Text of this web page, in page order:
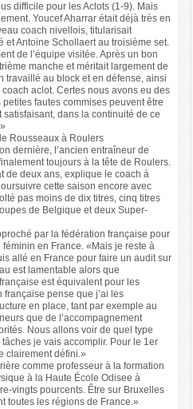
difficile pour les Aclots (1-9). Mais
Youcef Aharrar était déjà très en
coach nivellois, titularisait
et Antoine Schollaert au troisième set.
de l’équipe visitée. Après un bon
manche et méritait largement de
travaillé au block et en défense, ainsi
aclot. Certes nous avons eu des
fautes commises peuvent être
dans la continuité de ce
Rousseaux à Roulers
dernière, l’ancien entraîneur de
toujours à la tête de Roulers.
de deux ans, explique le coach à
cette saison encore avec
pas moins de dix titres, cinq titres
de Belgique et deux Super-
par la fédération française pour
en France. «Mais je reste à
allé en France pour faire un audit sur
est lamentable alors que
est équivalent pour les
pense que j’ai les
en place, tant par exemple au
que de l’accompagnement
Nous allons voir de quel type
je vais accomplir. Pour le 1er
clairement défini.»
comme professeur à la formation
à la Haute École Odisee à
vingts pourcents. Être sur Bruxelles
toutes les régions de France.»